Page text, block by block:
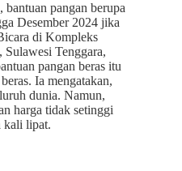
pangan berupa
Desember 2024 jika
di Kompleks
Tenggara,
pangan beras itu
Ia mengatakan,
dunia. Namun,
harga tidak setinggi
kali lipat.